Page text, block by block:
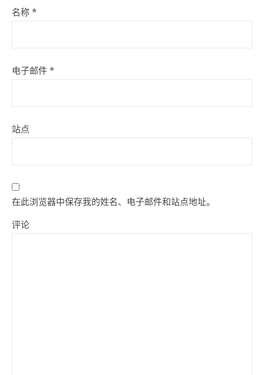
名称 *
电子邮件 *
站点
在此浏览器中保存我的姓名、电子邮件和站点地址。
评论